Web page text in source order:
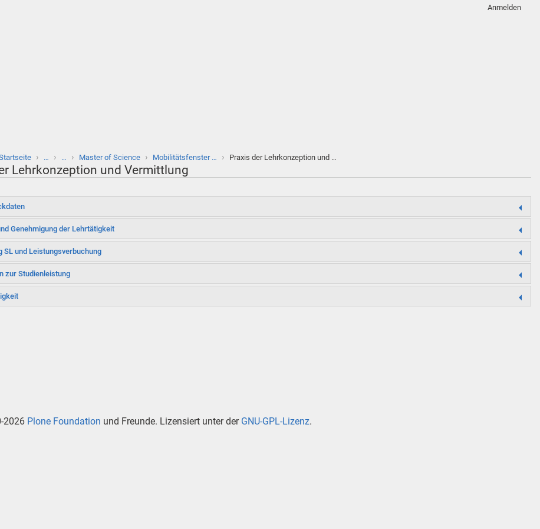
Anmelden
› … › … › Master of Science › Mobilitätsfenster … › Praxis der Lehrkonzeption und …
Lehrkonzeption und Vermittlung
Genehmigung der Lehrtätigkeit
SL und Leistungsverbuchung
zur Studienleistung
2026 Plone Foundation und Freunde. Lizensiert unter der GNU-GPL-Lizenz.